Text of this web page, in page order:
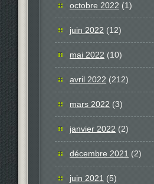
octobre 2022 (1)
juin 2022 (12)
mai 2022 (10)
avril 2022 (212)
mars 2022 (3)
janvier 2022 (2)
décembre 2021 (2)
juin 2021 (5)